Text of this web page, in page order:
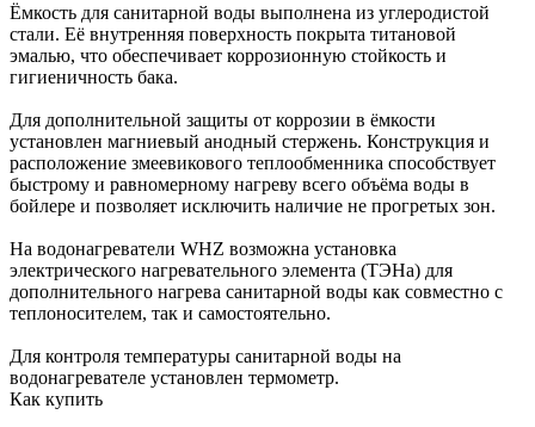
Ёмкость для санитарной воды выполнена из углеродистой
стали. Её внутренняя поверхность покрыта титановой
эмалью, что обеспечивает коррозионную стойкость и
гигиеничность бака.
Для дополнительной защиты от коррозии в ёмкости
установлен магниевый анодный стержень. Конструкция и
расположение змеевикового теплообменника способствует
быстрому и равномерному нагреву всего объёма воды в
бойлере и позволяет исключить наличие не прогретых зон.
На водонагреватели WHZ возможна установка
электрического нагревательного элемента (ТЭНа) для
дополнительного нагрева санитарной воды как совместно с
теплоносителем, так и самостоятельно.
Для контроля температуры санитарной воды на
водонагревателе установлен термометр.
Как купить